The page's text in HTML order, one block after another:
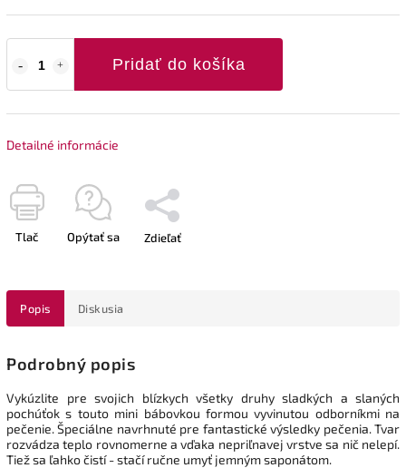
Pridať do košíka
Detailné informácie
Tlač Opýtať sa Zdieľať
Popis Diskusia
Podrobný popis
Vykúzlite pre svojich blízkych všetky druhy sladkých a slaných
pochúťok s touto mini bábovkou formou vyvinutou odborníkmi na
pečenie. Špeciálne navrhnuté pre fantastické výsledky pečenia. Tvar
rozvádza teplo rovnomerne a vďaka nepriľnavej vrstve sa nič nelepí.
Tiež sa ľahko čistí - stačí ručne umyť jemným saponátom.